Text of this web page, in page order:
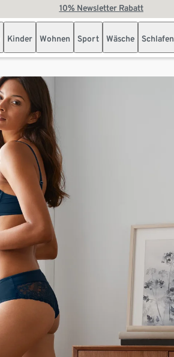
10% Newsletter Rabatt
Kinder Wohnen Sport Wäsche Schlafen